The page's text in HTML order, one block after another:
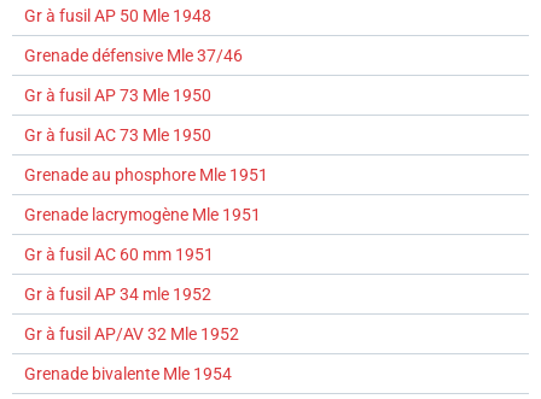
Gr à fusil AP 50 Mle 1948
Grenade défensive Mle 37/46
Gr à fusil AP 73 Mle 1950
Gr à fusil AC 73 Mle 1950
Grenade au phosphore Mle 1951
Grenade lacrymogène Mle 1951
Gr à fusil AC 60 mm 1951
Gr à fusil AP 34 mle 1952
Gr à fusil AP/AV 32 Mle 1952
Grenade bivalente Mle 1954